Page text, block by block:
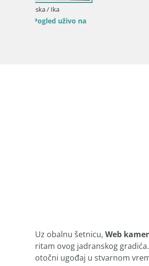
Uz obalnu šetnicu, Web
ritam ovog jadranskog
otočni ugođaj u stvarnom